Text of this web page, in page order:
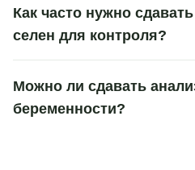
Как часто нужно
селен для контроля?
Можно ли сдавать
беременности?